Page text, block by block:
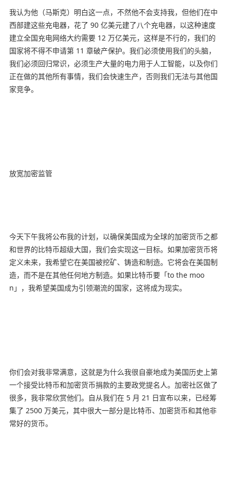
我认为他（马斯克）明白这一点，不然他不会支持我，但他们在中
西部建这些充电器，花了 90 亿美元建了八个充电器，以这种速度
建立全国充电网络大约需要 12 万亿美元，这样是不行的，我们的
国家将不得不申请第 11 章破产保护。我们必须使用我们的头脑，
我们必须回归常识，必须生产大量的电力用于人工智能，以及你们
正在做的其他所有事情，我们会快速生产，否则我们无法与其他国
家竞争。
放宽加密监管
今天下午我将公布我的计划，以确保美国成为全球的加密货币之都
和世界的比特币超级大国，我们会实现这一目标。如果加密货币将
定义未来，我希望它在美国被挖矿、铸造和制造。它将会在美国制
造，而不是在其他任何地方制造。如果比特币要「to the moo
n」，我希望美国成为引领潮流的国家，这将成为现实。
你们会对我非常满意，这就是为什么我很自豪地成为美国历史上第
一个接受比特币和加密货币捐款的主要政党提名人。加密社区做了
很多，我非常欣赏他们。自从我们在 5 月 21 日宣布以来，已经筹
集了 2500 万美元，其中很大一部分是比特币、加密货币和其他非
常好的货币。